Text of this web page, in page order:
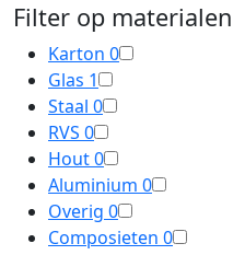
Filter op materialen
Karton 0
Glas 1
Staal 0
RVS 0
Hout0
Aluminium 0
Overig 0
Composieten 0